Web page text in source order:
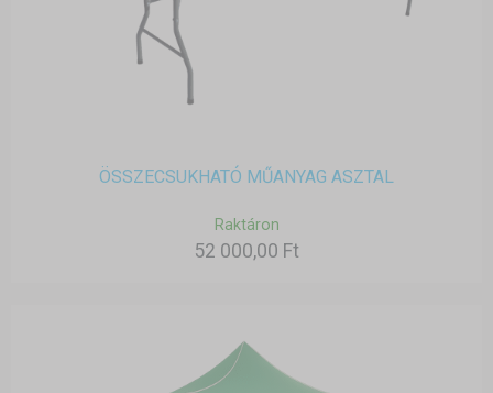
ÖSSZECSUKHATÓ MŰANYAG ASZTAL
Raktáron
52 000,00 Ft